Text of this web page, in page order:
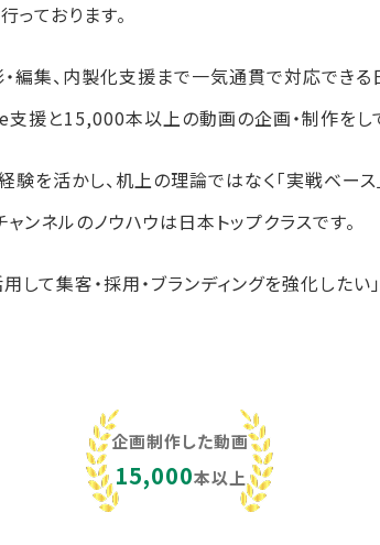
ております。
編集、内製化支援まで一気通貫で対応でき
援と15,000本以上の動画の企画・制作をし
を活かし、机上の理論ではなく「実戦ベース
ンネルのノウハウは日本トップクラスです。
て集客・採用・ブランディングを強化したい
企画制作した動画
15,000本以上